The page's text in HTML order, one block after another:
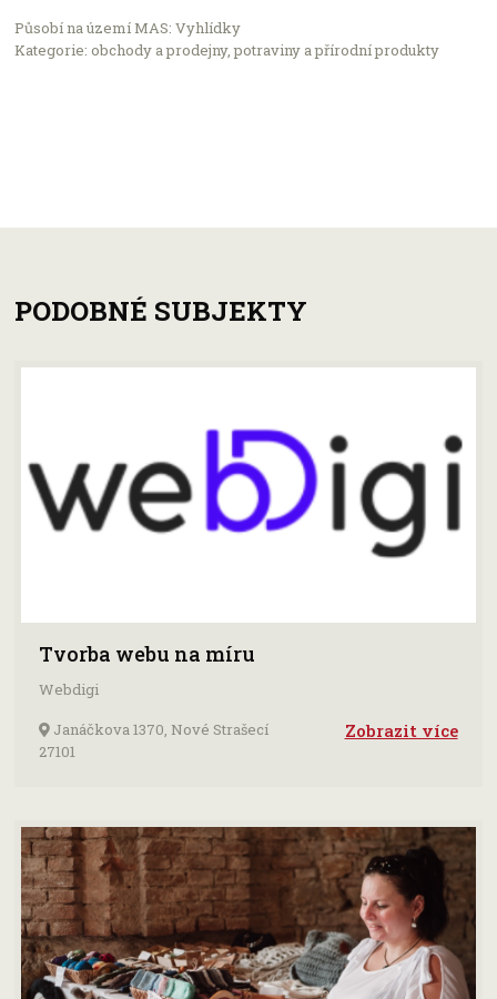
Působí na území MAS: Vyhlídky
Kategorie: obchody a prodejny, potraviny a přírodní produkty
PODOBNÉ SUBJEKTY
Tvorba webu na míru
Webdigi
Janáčkova 1370, Nové Strašecí
27101
Zobrazit více